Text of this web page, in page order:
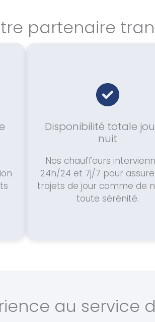
partenaire
Disponibilité totale
nuit
Nos chauffeurs
24h/24 et 7j/7 pour
trajets de jour comme de
toute sérénité.
au service